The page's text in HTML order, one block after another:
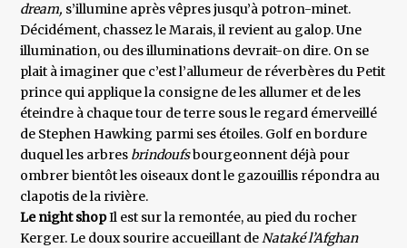
dream, s’illumine après vêpres jusqu’à potron-minet.
Décidément, chassez le Marais, il revient au galop. Une
illumination, ou des illuminations devrait-on dire. On se
plait à imaginer que c’est l’allumeur de réverbères du Petit
prince qui applique la consigne de les allumer et de les
éteindre à chaque tour de terre sous le regard émerveillé
de Stephen Hawking parmi ses étoiles. Golf en bordure
duquel les arbres brindoufsbourgeonnent déjà pour
ombrer bientôt les oiseaux dont le gazouillis répondra au
clapotis de la rivière.
Le night shopIl est sur la remontée, au pied du rocher
Kerger. Le doux sourire accueillant deNataké l’Afghan